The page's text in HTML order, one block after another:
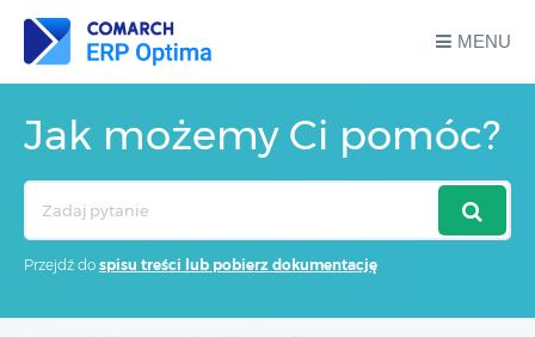
MENU
Jak możemy Ci pomóc?
Przejdź do spisu treści lub pobierz dokumentację